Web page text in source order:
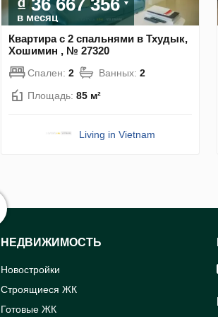
в месяц
Квартира с 2 спальнями в Тхудык,
Хошимин , № 27320
Спален: 2 Ванных: 2
Площадь: 85 м²
Living in Vietnam
НЕДВИЖИМОСТЬ
Новостройки
Строящиеся ЖК
Готовые ЖК